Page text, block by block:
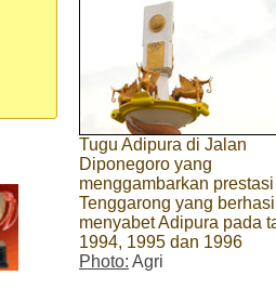
Tugu Adipura di Jalan
Diponegoro yang
menggambarkan prestasi
Tenggarong yang
menyabet Adipura pada
1994, 1995 dan 1996
Photo: Agri